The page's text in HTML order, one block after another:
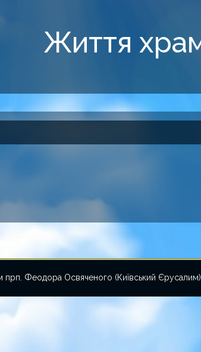
Життя
Феодора Освяченого (Київський